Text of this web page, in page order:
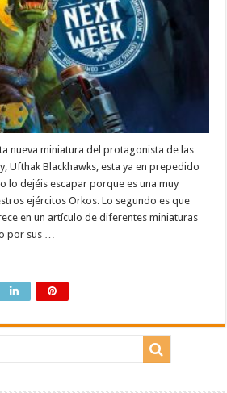
nueva miniatura del protagonista de las
Ufthak Blackhawks, esta ya en prepedido
lo dejéis escapar porque es una muy
ejércitos Orkos. Lo segundo es que
en un artículo de diferentes miniaturas
por sus …